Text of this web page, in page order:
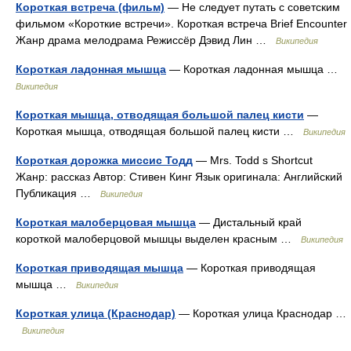
Короткая встреча (фильм) — Не следует путать с советским
фильмом «Короткие встречи». Короткая встреча Brief Encounter
Жанр драма мелодрама Режиссёр Дэвид Лин …
Википедия
Короткая ладонная мышца — Короткая ладонная мышца …
Википедия
Короткая мышца, отводящая большой палец кисти —
Короткая мышца, отводящая большой палец кисти …
Википедия
Короткая дорожка миссис Тодд — Mrs. Todd s Shortcut
Жанр: рассказ Автор: Стивен Кинг Язык оригинала: Английский
Публикация …
Википедия
Короткая малоберцовая мышца — Дистальный край
короткой малоберцовой мышцы выделен красным …
Википедия
Короткая приводящая мышца — Короткая приводящая
мышца …
Википедия
Короткая улица (Краснодар) — Короткая улица Краснодар …
Википедия